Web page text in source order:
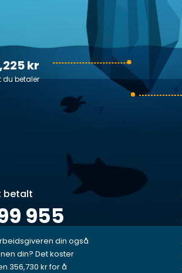
kr
du betaler
betalt
955
din også
din? Det koster
356,730 kr for å